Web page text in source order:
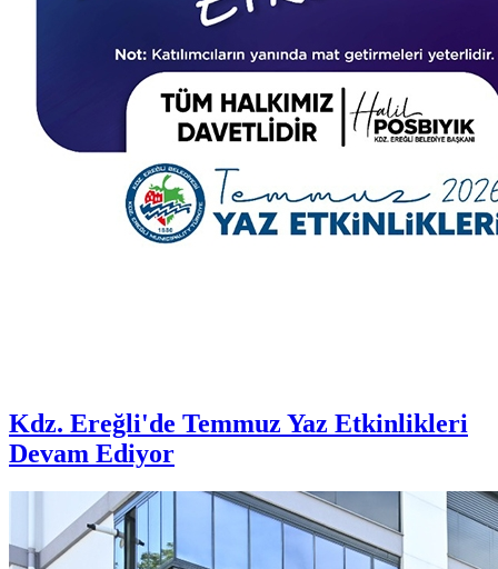
Kdz. Ereğli'de Temmuz Yaz Etkinlikleri
Devam Ediyor